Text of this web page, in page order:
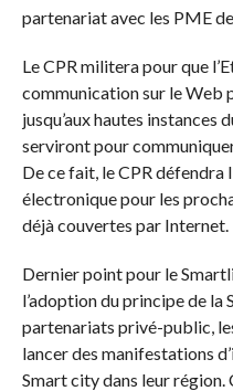
partenariat avec les PME
Le CPR militera pour que
communication sur le Web
jusqu’aux hautes instances
serviront pour
De ce fait, le CPR défendra
électronique pour les
déjà couvertes par Internet.
Dernier point pour le
l’adoption du principe de la
partenariats privé-public,
lancer des manifestations
Smart city dans leur